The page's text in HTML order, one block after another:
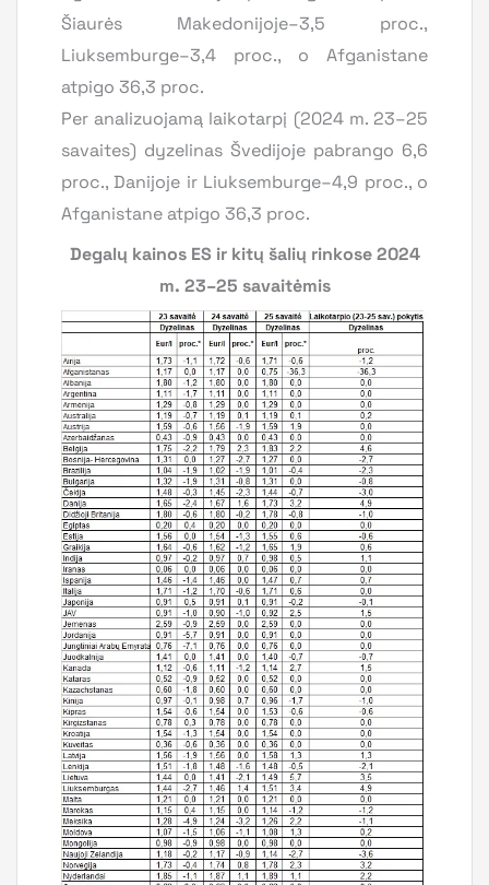
Šiaurės Makedonijoje–3,5 proc.,
Liuksemburge–3,4 proc., o Afganistane
atpigo 36,3 proc.
Per analizuojamą laikotarpį (2024 m. 23–25
savaites) dyzelinas Švedijoje pabrango 6,6
proc., Danijoje ir Liuksemburge–4,9 proc., o
Afganistane atpigo 36,3 proc.
Degalų kainos ES ir kitų šalių rinkose 2024
m. 23–25 savaitėmis